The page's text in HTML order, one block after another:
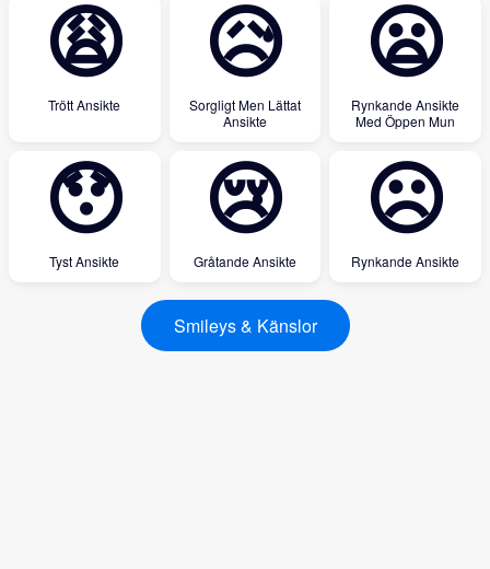
😩
Trött Ansikte
😥
Sorgligt Men Lättat
Ansikte
😦
Rynkande Ansikte
Med Öppen Mun
😯
Tyst Ansikte
😢
Gråtande Ansikte
☹
Rynkande Ansikte
Smileys & Känslor